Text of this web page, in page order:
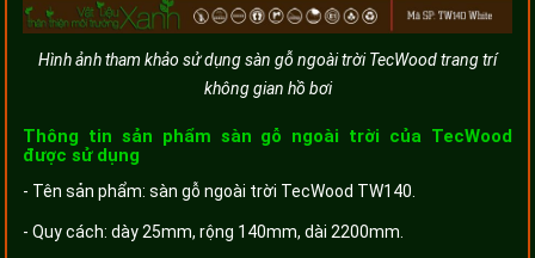
Hình ảnh tham khảo sử dụng sàn gỗ ngoài trời TecWood trang trí
không gian hồ bơi
Thông tin sản phẩm sàn gỗ ngoài trời của TecWood
được sử dụng
- Tên sản phẩm: sàn gỗ ngoài trời TecWood TW140.
- Quy cách: dày 25mm, rộng 140mm, dài 2200mm.